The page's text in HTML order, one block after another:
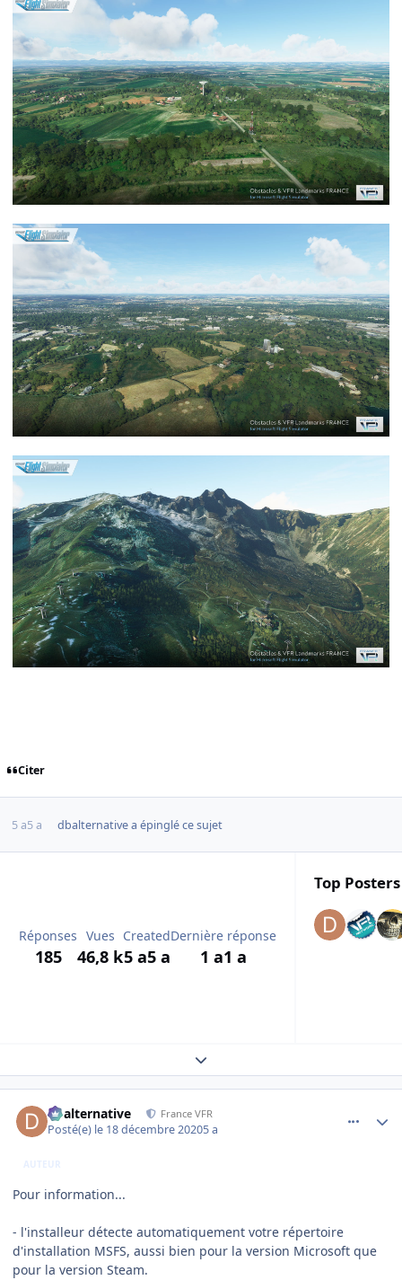
Citer
5 a5 a dbalternativea épinglé ce sujet
Réponses
185
Vues
46,8 k
Created
5 a5 a
Dernière réponse
1 a1 a
Top
Expand topic overview
dbalternative France VFR
Posté(e) le 18 décembre 20205 a
AUTEUR
Pour information...
- l'installeur détecte automatiquement votre répertoire
d'installation MSFS, aussi bien pour la version Microsoft que
pour la version Steam.